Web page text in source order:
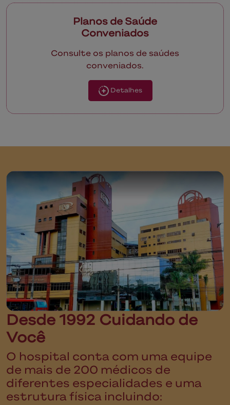
Planos de Saúde
Conveniados
Consulte os planos de saúdes
conveniados.
Detalhes
Desde 1992 Cuidando de
Você
O hospital conta com uma equipe
de mais de 200 médicos de
diferentes especialidades e uma
estrutura física incluindo: